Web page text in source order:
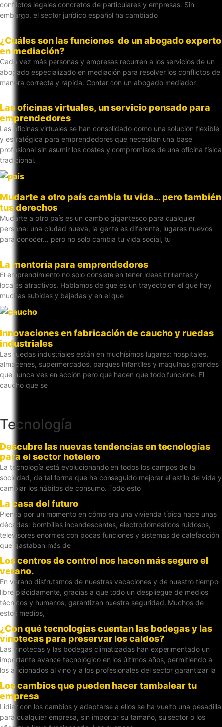
conflictos legales concretos de particulares y empresas. Sin
embargo, el sector jurídico español ha cambiado
¿Cuáles son las funciones de un abogado experto
en mediación?
Cada vez más personas y empresas recurren a los servicios de un
abogado especializado en mediación para resolver los conflictos de
manera correcta y rápida. Contar con un abogado mediador
Las oficinas virtuales, un servicio pensado para
emprendedores
Las oficinas virtuales se han consolidado como una solución flexible
y estratégica para emprendedores que necesitan una base
profesional sin asumir los costes y compromisos de una oficina física
tradicional.
Mudarte a otro país cambia tu vida… pero también
tus derechos
Mudarte a otro país es un cambio gigantesco para cualquier
persona: una ciudad nueva, la gente es diferente, lugares nuevos
para conocer… pero no solo cambia tu vida social, tu
La mentoría para emprendedores
El emprendimiento no solo consiste en tener ideas brillantes y
locales atractivos. Hablamos de que es un trayecto en el que hay
muchas subidas y bajadas y en el que
Innovaciones en fabricación de caucho y ruedas
industriales
Las ruedas industriales están en muchísimos lugares: hospitales,
almacenes, supermercados, parques infantiles y máquinas grandes
que nunca ves en acción pero que hacen que todo funcione. El
caucho que se
Tecnología
Descubre las nuevas tendencias en tecnologías
para el sector hotelero
La tecnología está evolucionando en todos los campos de la
sociedad, de tal forma que ha conseguido mejorar el estilo de vida y
cambiar los hábitos de consumo. Todo esto
La casa del futuro
Piensa por un momento en cómo era una vivienda típica hace unas
décadas: bombillas incandescentes, electrodomésticos ruidosos,
televisores enormes con pocas funciones y sistemas de calefacción
que gastaban más de
Los centros de control nos hacen más seguro el
verano.
En verano disfrutamos de nuestras vacaciones y de nuestro tiempo
libre plácidamente, gracias a que todo un despliegue de medios
técnicos y humanos, garantizan nuestra seguridad. Muchos de
estos medios,
¿Con qué tecnologías cuentan las bodegas y las
vinotecas para preservar los caldos?
Las vinotecas y las bodegas climatizadas han experimentado un
importante avance tecnológico en los últimos años, permitiendo a
los aficionados al vino y a los profesionales del sector garantizar la
Los cambios que pueden hacer tambalear tu
empresa
Lidiar con los cambios y adaptarse a ellos se ha vuelto una pesadilla
para cualquier empresa, sin importar su tamaño, su sector o los